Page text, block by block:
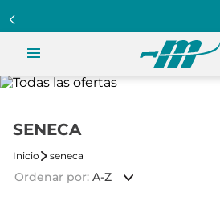
SENECA
seneca
Ordenar por A-Z